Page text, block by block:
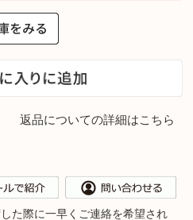
返品についての詳細はこちら
た際に一早くご連絡を希望され